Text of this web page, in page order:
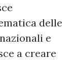
delle
e
a creare